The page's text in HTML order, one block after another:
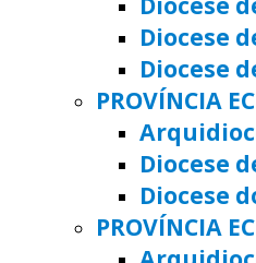
Diocese
Diocese
PROVÍNCIA
Diocese
Diocese
PROVÍNCIA